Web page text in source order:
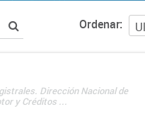
Ordenar
Dirección Nacional de
y Créditos ...